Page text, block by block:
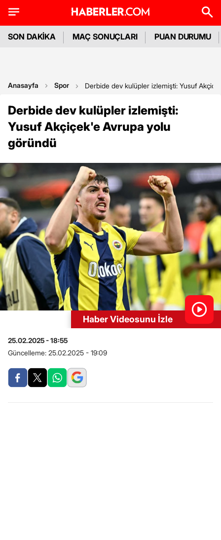
SON DAKİKA MAÇ SONUÇLARI PUAN DURUMU
Anasayfa Spor Derbide dev kulüpler izlemişti: Yusuf
Derbide dev kulüpler izlemişti:
Yusuf Akçiçek'e Avrupa yolu
göründü
Haber Videosunu İzle
25.02.2025 - 18:55
Güncelleme: 25.02.2025 - 19:09